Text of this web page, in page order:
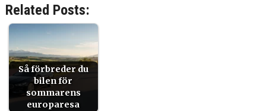
Related Posts:
Så förbreder du
bilen för
sommarens
europaresa